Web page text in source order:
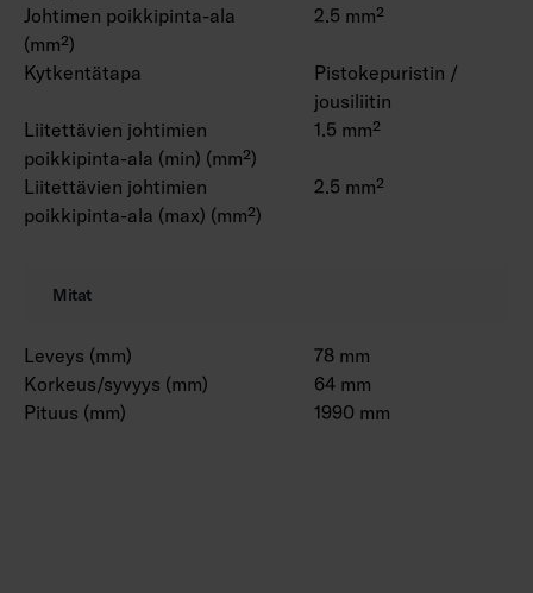
Johtimen poikkipinta-ala
(mm²)
2.5 mm²
Kytkentätapa
Pistokepuristin /
jousiliitin
Liitettävien johtimien
poikkipinta-ala (min) (mm²)
1.5 mm²
Liitettävien johtimien
poikkipinta-ala (max) (mm²)
2.5 mm²
Mitat
Leveys (mm)
78 mm
Korkeus/syvyys (mm)
64 mm
Pituus (mm)
1990 mm